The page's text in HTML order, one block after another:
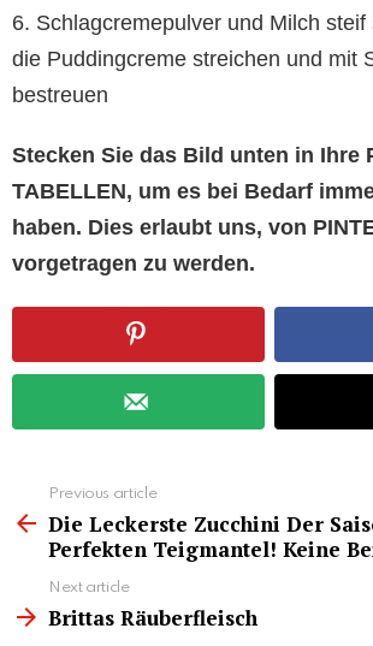
6. Schlagcremepulver und Milch
die Puddingcreme streichen und mit
bestreuen
Stecken Sie das Bild unten in Ihre
TABELLEN, um es bei Bedarf
haben. Dies erlaubt uns, von
vorgetragen zu werden.
more
Previous article
Die Leckerste Zucchini Der
Perfekten Teigmantel! Keine
Next article
Brittas Räuberfleisch